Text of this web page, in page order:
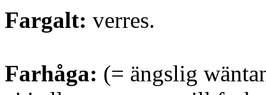
Fargalt: verres.
Farhåga: (= ängslig